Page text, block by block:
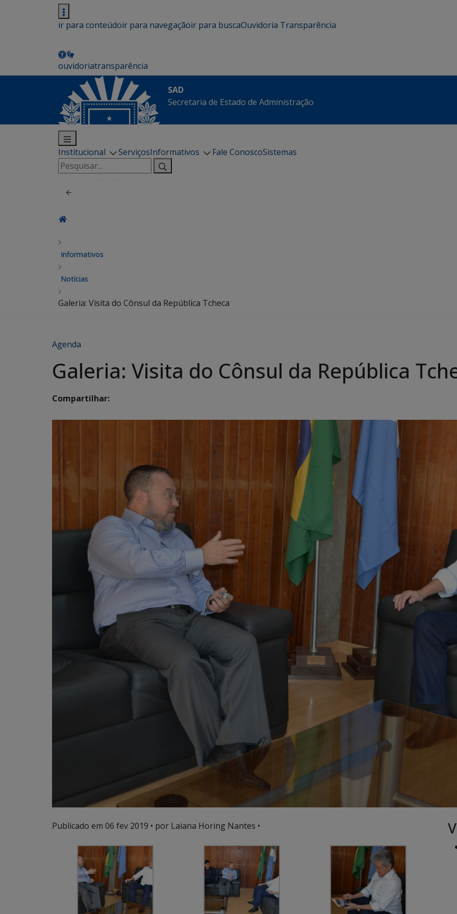
ir para conteúdoir para navegaçãoir para buscaOuvidoria Transparência
ouvidoriatransparência
SAD
Secretaria de Estado de Administração
Institucional ServiçosInformativos Fale ConoscoSistemas
Pesquisar
por:
Informativos
Notícias
Galeria: Visita do Cônsul da República Tcheca
Agenda
Galeria: Visita do Cônsul da República
Compartilhar:
Publicado em 06 fev 2019 • por Laiana Horing Nantes •